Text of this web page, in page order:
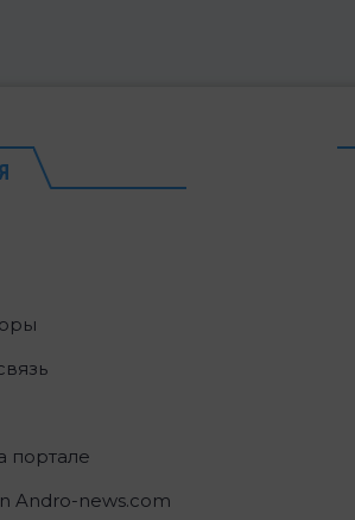
портале
Andro-news.com